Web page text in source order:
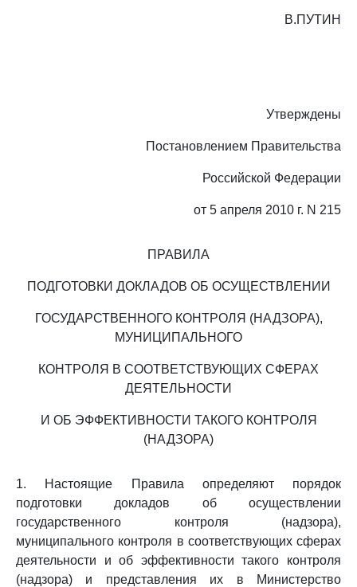
В.ПУТИН
Утверждены
Постановлением Правительства
Российской Федерации
от 5 апреля 2010 г. N 215
ПРАВИЛА
ПОДГОТОВКИ ДОКЛАДОВ ОБ ОСУЩЕСТВЛЕНИИ
ГОСУДАРСТВЕННОГО КОНТРОЛЯ (НАДЗОРА),
МУНИЦИПАЛЬНОГО
КОНТРОЛЯ В СООТВЕТСТВУЮЩИХ СФЕРАХ
ДЕЯТЕЛЬНОСТИ
И ОБ ЭФФЕКТИВНОСТИ ТАКОГО КОНТРОЛЯ
(НАДЗОРА)
1. Настоящие Правила определяют порядок
подготовки докладов об осуществлении
государственного контроля (надзора),
муниципального контроля в соответствующих сферах
деятельности и об эффективности такого контроля
(надзора) и представления их в Министерство